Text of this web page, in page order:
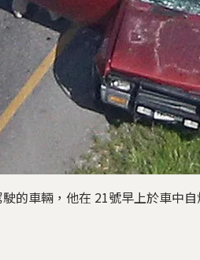
的車輛，他在 21號早上於車中